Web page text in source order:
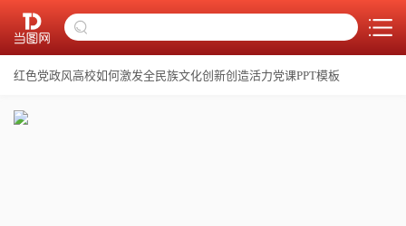
红色党政风高校如何激发全民族文化创新创造活力党课PPT模板